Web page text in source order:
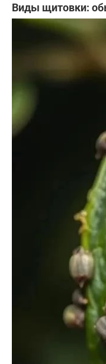
Виды щитовки: